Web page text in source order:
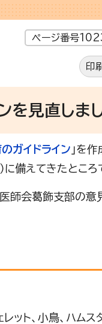
ページ番号
印
を見直しま
ガイドライン 」を
備えてきたところ
会葛飾支部の意
ット、小鳥、ハム